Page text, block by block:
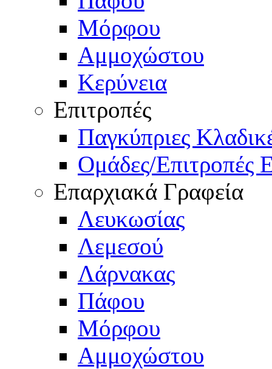
Μόρφου
Αμμοχώστου
Κερύνεια
Επιτροπές
Παγκύπριες
Ομάδες/Επιτροπές
Επαρχιακά Γραφεία
Λευκωσίας
Λεμεσού
Λάρνακας
Πάφου
Μόρφου
Αμμοχώστου